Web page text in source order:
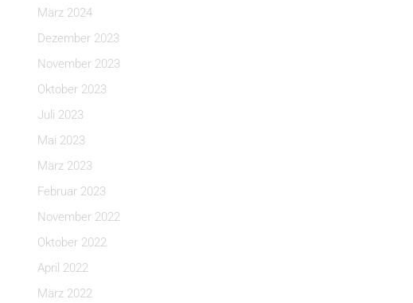
März 2024
Dezember 2023
November 2023
Oktober 2023
Juli 2023
Mai 2023
März 2023
Februar 2023
November 2022
Oktober 2022
April 2022
März 2022